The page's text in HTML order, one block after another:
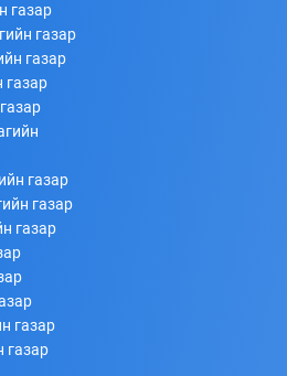
Ахлагч Э.Бумбаяр Монгол
болзол хангалаа
газар
газар
газар
газар
газар
газар
газар
газар
газар